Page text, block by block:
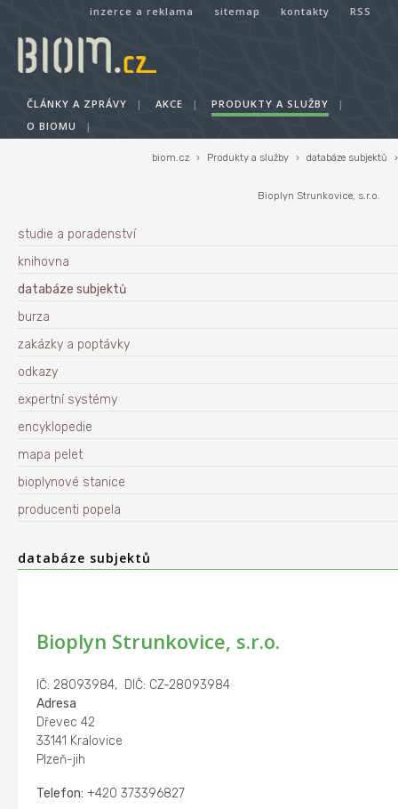
inzerce a reklama sitemap kontakty RSS
ČLÁNKY A ZPRÁVY | AKCE | PRODUKTY A SLUŽBY
|
O BIOMU
|
biom.cz › Produkty a služby › databáze subjektů ›
Bioplyn Strunkovice, s.r.o.
studie a poradenství
knihovna
databáze subjektů
burza
zakázky a poptávky
odkazy
expertní systémy
encyklopedie
mapa pelet
bioplynové stanice
producenti popela
databáze subjektů
Bioplyn Strunkovice, s.r.o.
IČ: 28093984, DIČ: CZ-28093984
Adresa
Dřevec 42
33141 Kralovice
Plzeň-jih
Telefon: +420 373396827